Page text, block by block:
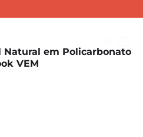
em Policarbonato
VEM